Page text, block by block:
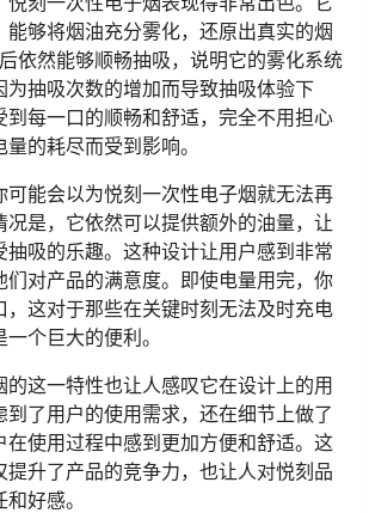
能够将烟油充分雾化，还原出真实的烟
依然能够顺畅抽吸，说明它的雾化系统
为抽吸次数的增加而导致抽吸体验下
到每一口的顺畅和舒适，完全不用担心
的耗尽而受到影响。
可能会以为悦刻一次性电子烟就无法再
况是，它依然可以提供额外的油量，让
抽吸的乐趣。这种设计让用户感到非常
们对产品的满意度。即使电量用完，你
，这对于那些在关键时刻无法及时充电
个巨大的便利。
的这一特性也让人感叹它在设计上的用
到了用户的使用需求，还在细节上做了
在使用过程中感到更加方便和舒适。这
提升了产品的竞争力，也让人对悦刻品
好感。